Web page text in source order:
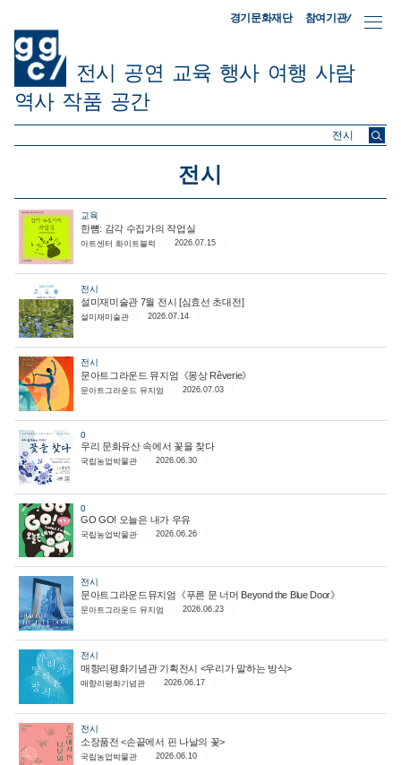
경기문화재단 참여기관/
전시 공연 교육 행사 여행 사람
역사 작품 공간
ggc/
전시
교육
한뼘: 감각 수집가의 작업실
아트센터 화이트블럭 2026.07.15
전시
설미재미술관 7월 전시 [심효선 초대전]
설미재미술관 2026.07.14
전시
문아트그라운드 뮤지엄《몽상 Rêverie》
문아트그라운드 뮤지엄 2026.07.03
0
우리 문화유산 속에서 꽃을 찾다
국립농업박물관 2026.06.30
0
GO GO! 오늘은 내가 우유
국립농업박물관 2026.06.26
전시
문아트그라운드뮤지엄《푸른 문 너머 Beyond the Blue Door》
문아트그라운드 뮤지엄 2026.06.23
전시
매향리평화기념관 기획전시 <우리가 말하는 방식>
매향리평화기념관 2026.06.17
전시
소장품전 <손끝에서 핀 나날의 꽃>
국립농업박물관 2026.06.10